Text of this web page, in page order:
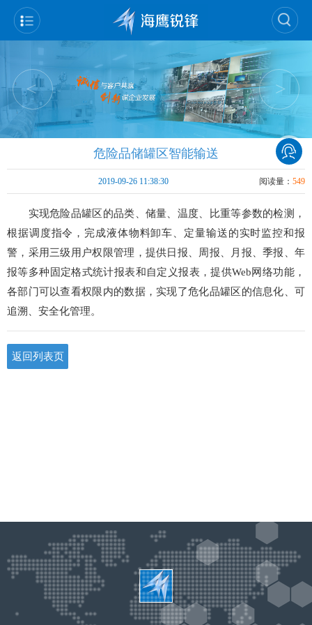
< >
危险品储罐区智能输送
阅读量： 549
2019-09-26 11:38:30
实现危险品罐区的品类、储量、温度、比重等参数的检测，
根据调度指令，完成液体物料卸车、定量输送的实时监控和报
警，采用三级用户权限管理，提供日报、周报、月报、季报、年
报等多种固定格式统计报表和自定义报表，提供Web网络功能，
各部门可以查看权限内的数据，实现了危化品罐区的信息化、可
追溯、安全化管理。
返回列表页